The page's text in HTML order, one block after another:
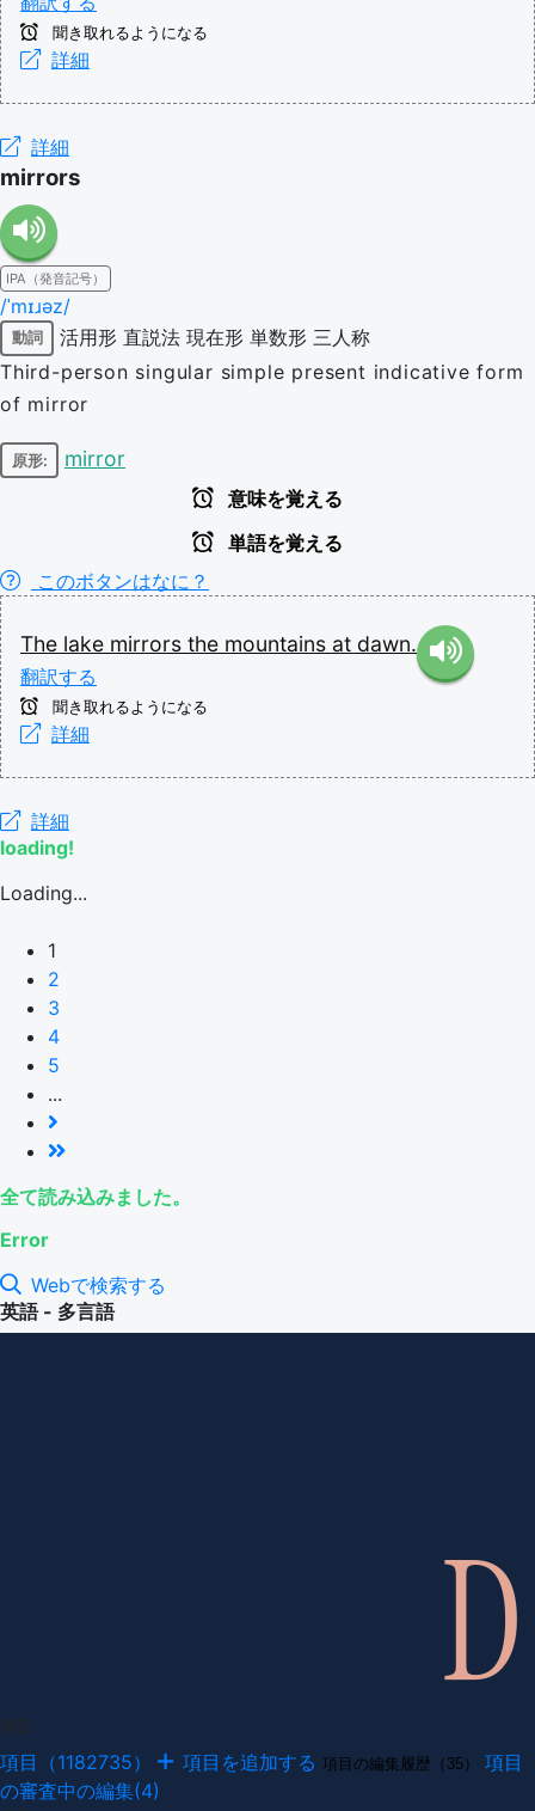
聞き取れるようになる
詳細
詳細
mirrors
IPA（発音記号）
/ˈmɪɹəz/
動詞 活用形 直説法 現在形 単数形 三人称
Third-person singular simple present indicative form
of mirror
原形: mirror
意味を覚える
単語を覚える
このボタンはなに？
The lake mirrors the mountains at dawn.
翻訳する
聞き取れるようになる
詳細
詳細
loading!
Loading...
1
2
3
4
5
...
全て読み込みました。
Error
Webで検索する
英語 - 多言語
項目（1182735） 項目を追加する 項目の編集履歴（35）
項目
の審査中の編集(4)